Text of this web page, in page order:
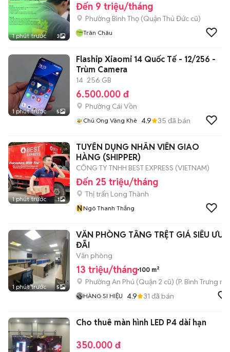
1 phút trước 3
Đến 9 triệu/tháng
Phường Bình Thọ (Quận Thủ Đức cũ)
Trân Châu
1 phút trước 5
Flaship Xiaomi 14 Quốc Tế - 12/256 -
Trùm Camera
14 256 GB
6.500.000 đ
Phường Cái Vồn
Chú Ong Vàng Khè 4.9 35 đã bán
1 phút trước 1
TUYỂN DỤNG NHÂN VIÊN GIAO
HÀNG (SHIPPER)
CÔNG TY TNHH BEST EXPRESS (VIETNAM)
Đến 25 triệu/tháng
Thị trấn Long Thành
NNgô Thanh Thắng
1 phút trước 5
VĂN PHÒNG TẦNG TRỆT GIÁ SIÊU ƯU
ĐÃI
Văn phòng
13 triệu/tháng 100 m²
Phường An Phú (Quận 2 cũ) (P. Bình Trưng
HÀNG SI HIỆU 4.9 31 đã bán
Cho thuê màn hình LED P4 dài hạn
350.000 đ